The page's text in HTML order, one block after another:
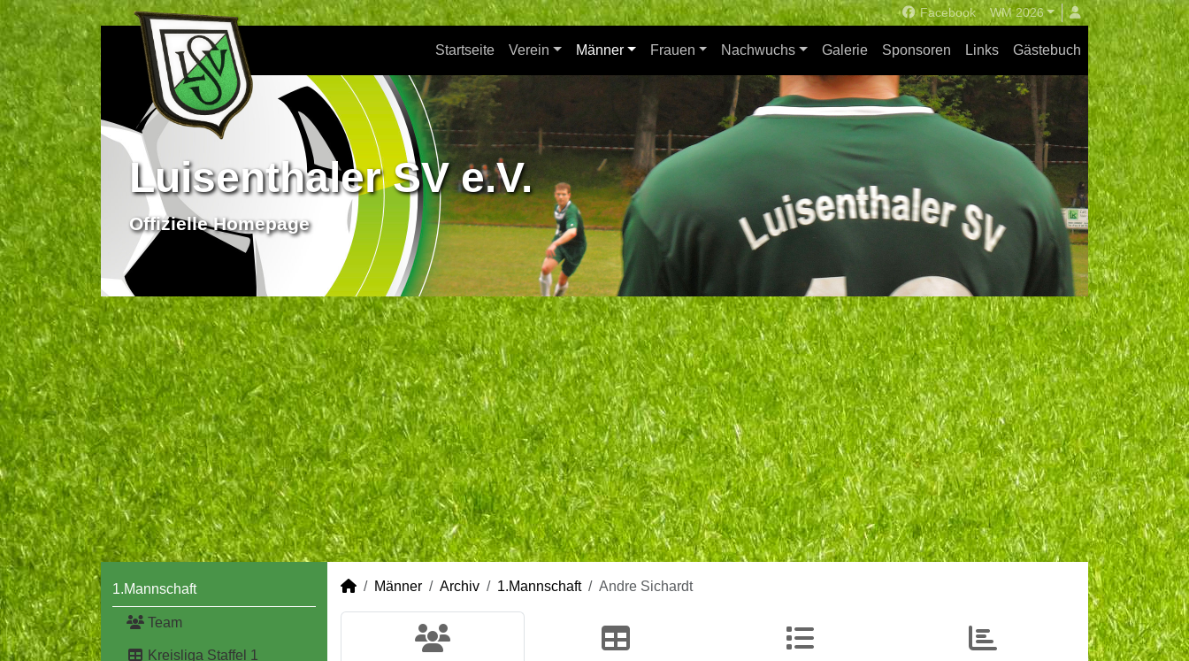
Facebook WM 2026
Startseite Verein Männer Frauen Nachwuchs Galerie Sponsoren Links Gästebuch
Luisenthaler SV e.V.
Offizielle Homepage
1.Mannschaft
Team
Kreisliga Staffel 1
Männer Archiv 1.Mannschaft Andre Sichardt